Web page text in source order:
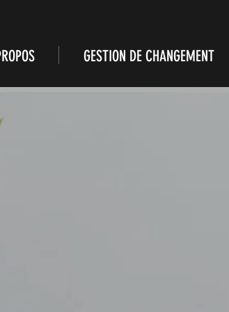
GESTION DE CHANGEMENT